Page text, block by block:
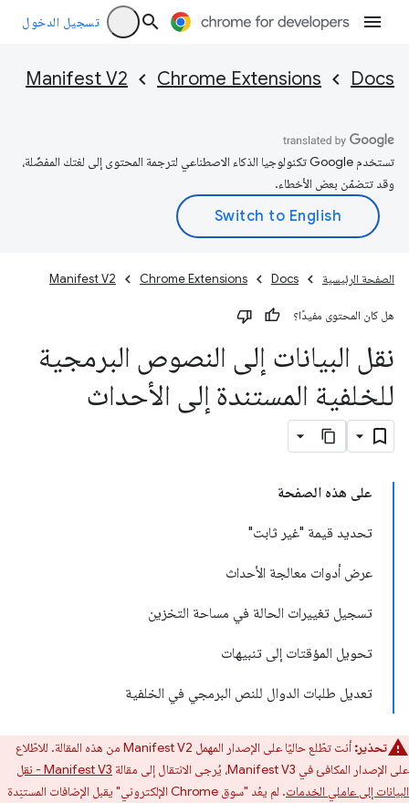
تسجيل الدخول
Docs
Chrome Extensions
Manifest V2
تستخدم Google تكنولوجيا الذكاء الاصطناعي لترجمة المحتوى إلى لغتك المفضّلة،
وقد تتضمّن بعض الأخطاء.
الصفحة الرئيسية Docs
Chrome Extensions
Manifest V2
هل كان المحتوى مفيدًا؟
نقل البيانات إلى النصوص البرمجية
للخلفية المستندة إلى الأحداث
على هذه الصفحة
تحديد قيمة "غير ثابت"
عرض أدوات معالجة الأحداث
تسجيل تغييرات الحالة في مساحة التخزين
تحويل المؤقتات إلى تنبيهات
تعديل طلبات الدوال للنص البرمجي في الخلفية
تحذير:
أنت تطّلع حاليًا على الإصدار المهمل Manifest V2 من هذه المقالة. للاطّلاع
على الإصدار المكافئ في Manifest V3، يُرجى الانتقال إلى مقالة
Manifest V3 - نقل
البيانات إلى عاملي الخدمات
. لم يعُد "سوق Chrome الإلكتروني" يقبل الإضافات المستنِدة